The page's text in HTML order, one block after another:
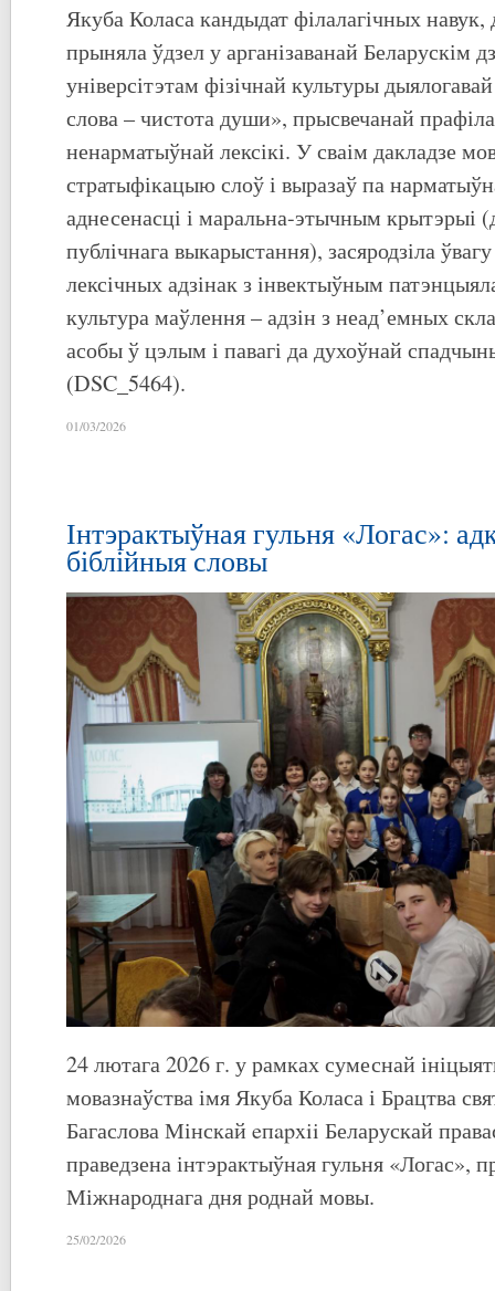
Якуба Коласа кандыдат філалагічных
прыняла ўдзел у арганізаванай Беларускім
універсітэтам фізічнай культуры
слова – чистота души», прысвечанай
ненарматыўнай лексікі. У сваім дакладзе
стратыфікацыю слоў і выразаў па
аднесенасці і маральна-этычным крытэрыі
публічнага выкарыстання), засяродзіла
лексічных адзінак з інвектыўным
культура маўлення – адзін з неад’емных
асобы ў цэлым і павагі да духоўнай
(DSC_5464).
01/03/2026
Інтэрактыўная гульня «Логас»:
біблійныя словы
24 лютага 2026 г. у рамках сумеснай
мовазнаўства імя Якуба Коласа і Брацтва
Багаслова Мінскай eпapxii Беларускай
праведзена інтэрактыўная гульня «Логас»,
Міжнароднага дня роднай мовы.
25/02/2026